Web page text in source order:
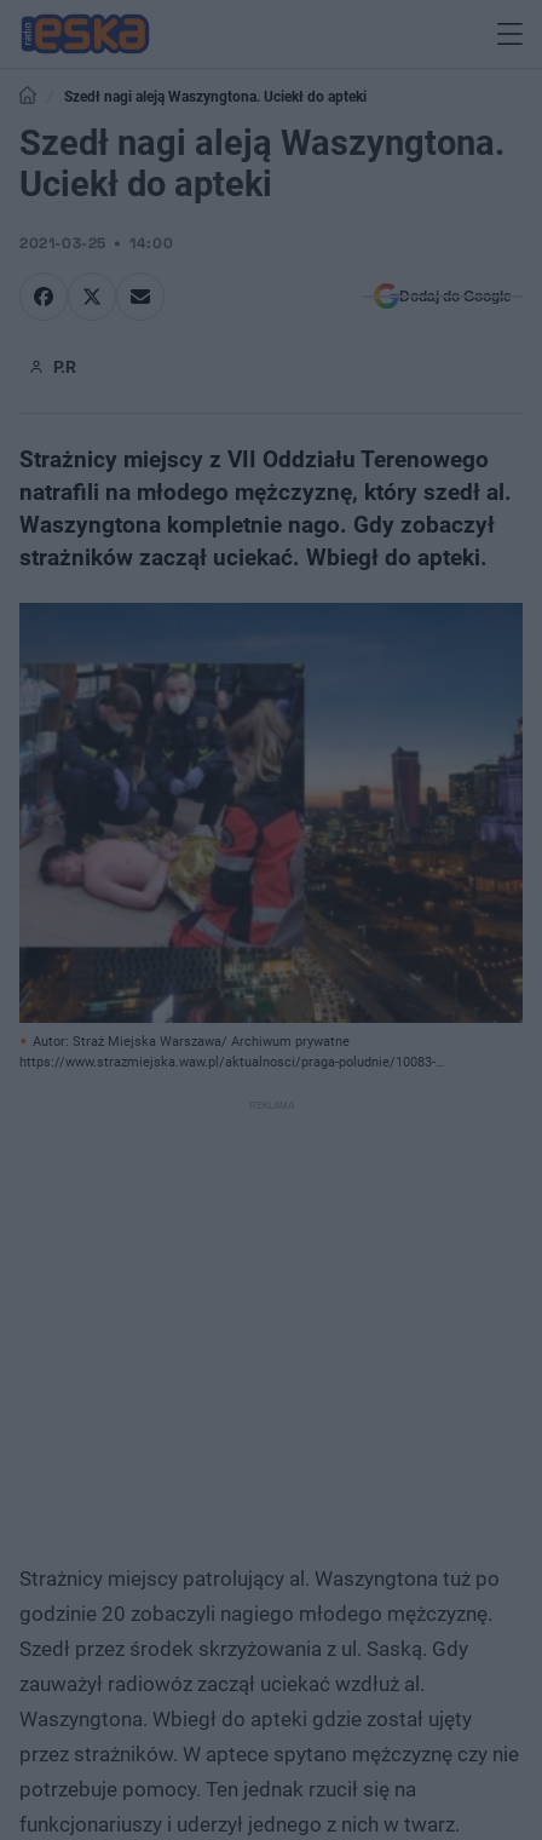
Szedł nagi aleją Waszyngtona. Uciekł do apteki
Szedł nagi aleją Waszyngtona.
Uciekł do apteki
2021-03-25 14:00
Dodaj do Google
P.R
Strażnicy miejscy z VII Oddziału Terenowego
natrafili na młodego mężczyznę, który szedł al.
Waszyngtona kompletnie nago. Gdy zobaczył
strażników zaczął uciekać. Wbiegł do apteki.
Autor: Straż Miejska Warszawa/ Archiwum prywatne
https://www.strazmiejska.waw.pl/aktualnosci/praga-poludnie/10083-
fbclid=IwAR3yiGk0PfobmW1PUdZ_moRKitrlbMkIosENsTy6V0XtynNhTdO25J
Strażnicy miejscy patrolujący al. Waszyngtona tuż po
godzinie 20 zobaczyli nagiego młodego mężczyznę.
Szedł przez środek skrzyżowania z ul. Saską. Gdy
zauważył radiowóz zaczął uciekać wzdłuż al.
Waszyngtona. Wbiegł do apteki gdzie został ujęty
przez strażników. W aptece spytano mężczyznę czy nie
potrzebuje pomocy. Ten jednak rzucił się na
funkcjonariuszy i uderzył jednego z nich w twarz.